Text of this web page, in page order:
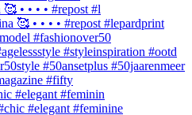
• • • • #repost #l
#elegant #feminin